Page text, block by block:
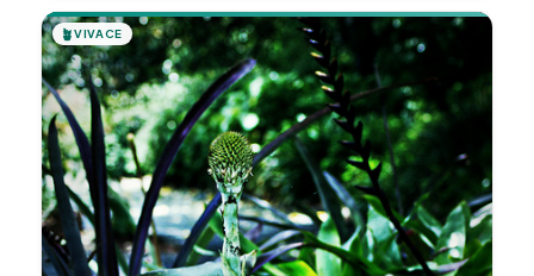
🪴VIVACE